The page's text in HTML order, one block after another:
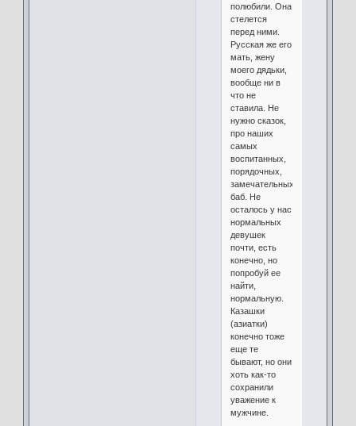
полюбили. Она
стелется
перед ними.
Русская же его
мать, жену
моего дядьки,
вообще ни в
что не
ставила. Не
нужно сказок,
про наших
самых
воспитанных,
порядочных,
замечательных
баб. Не
осталось у нас
нормальных
девушек
почти, есть
конечно, но
попробуй ее
найти,
нормальную.
Казашки
(азиатки)
конечно тоже
еще те
бывают, но они
хоть как-то
сохранили
уважение к
мужчине.